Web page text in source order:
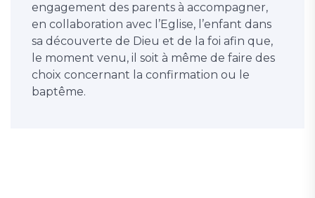
engagement des parents à accompagner,
en collaboration avec l’Eglise, l’enfant dans
sa découverte de Dieu et de la foi afin que,
le moment venu, il soit à même de faire des
choix concernant la confirmation ou le
baptême.